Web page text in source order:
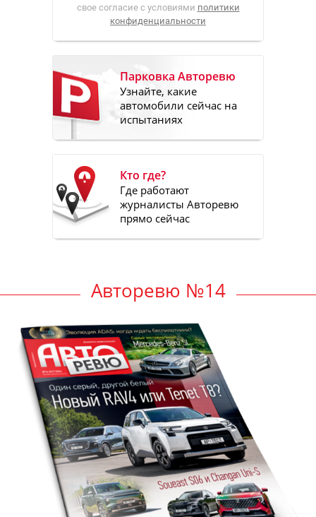
свое согласие с условиями политики
конфиденциальности
Парковка Авторевю
Узнайте, какие
автомобили сейчас на
испытаниях
Кто где?
Где работают
журналисты Авторевю
прямо сейчас
Авторевю №14